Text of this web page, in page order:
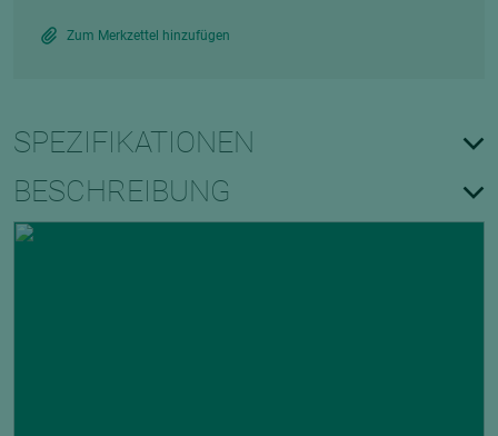
Zum Merkzettel hinzufügen
SPEZIFIKATIONEN
BESCHREIBUNG